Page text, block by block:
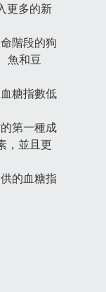
更多的新
階段的狗
魚和豆
糖指數低
第一種成
，並且更
的血糖指